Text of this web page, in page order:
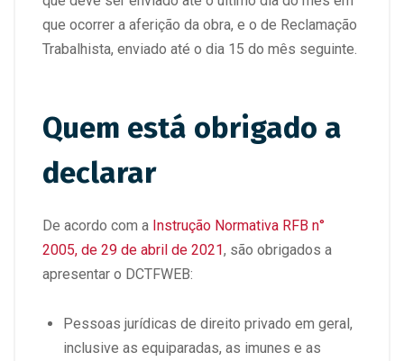
que ocorrer a aferição da obra, e o de Reclamação
Trabalhista, enviado até o dia 15 do mês seguinte.
Quem está obrigado a
declarar
De acordo com a Instrução Normativa RFB n°
2005, de 29 de abril de 2021, são obrigados a
apresentar o DCTFWEB:
Pessoas jurídicas de direito privado em geral,
inclusive as equiparadas, as imunes e as